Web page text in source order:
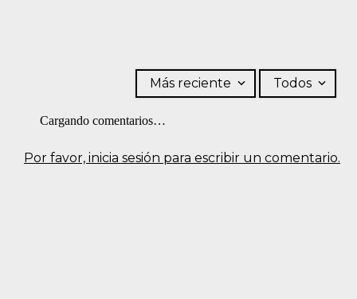
Por favor, inicia sesión para escribir un comentario.
Más reciente Todos
Cargando comentarios…